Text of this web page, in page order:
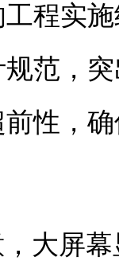
程实
范，
性，
大屏